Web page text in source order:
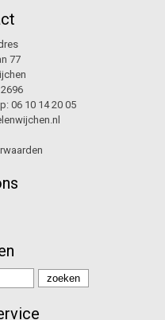
77
06 10 14 20 05